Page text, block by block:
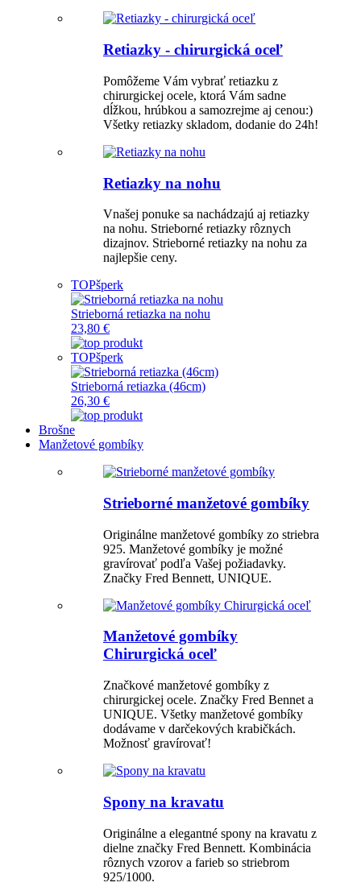
Retiazky - chirurgická oceľ
Pomôžeme Vám vybrať retiazku z
chirurgickej ocele, ktorá Vám sadne
dĺžkou, hrúbkou a samozrejme aj cenou:)
Všetky retiazky skladom, dodanie do 24h!
Retiazky na nohu
Vnašej ponuke sa nachádzajú aj retiazky
na nohu. Strieborné retiazky rôznych
dizajnov. Strieborné retiazky na nohu za
najlepšie ceny.
TOPšperk
Strieborná retiazka na nohu
23,80 €
TOPšperk
Strieborná retiazka (46cm)
26,30 €
Brošne
Manžetové gombíky
Strieborné manžetové gombíky
Originálne manžetové gombíky zo striebra
925. Manžetové gombíky je možné
gravírovať podľa Vašej požiadavky.
Značky Fred Bennett, UNIQUE.
Manžetové gombíky
Chirurgická oceľ
Značkové manžetové gombíky z
chirurgickej ocele. Značky Fred Bennet a
UNIQUE. Všetky manžetové gombíky
dodávame v darčekových krabičkách.
Možnosť gravírovať!
Spony na kravatu
Originálne a elegantné spony na kravatu z
dielne značky Fred Bennett. Kombinácia
rôznych vzorov a farieb so striebrom
925/1000.